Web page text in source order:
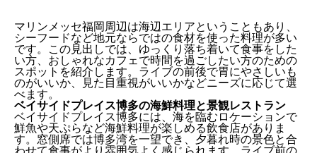
マリンメッセ福岡周辺は海辺エリアということもあり、
シーフードなど地元ならではの食材を使った料理が多い
です。この見出しでは、ゆっくり落ち着いて食事をした
い方、おしゃれなカフェで時間を過ごしたい方のための
スポットを紹介します。ライブの前後で胃にやさしいも
のがいいか、見た目重視がいいかなどニーズに応じて選
べます。
ベイサイドプレイス博多の海鮮料理と景観レストラン
ベイサイドプレイス博多には、海を臨むロケーションで
鮮魚や天ぷらなど海鮮料理が楽しめる飲食店がありま
す。窓側席では博多湾を一望でき、夕暮れ時の景色と合
わせて食事がより雰囲気よく感じられます。ライブ前の